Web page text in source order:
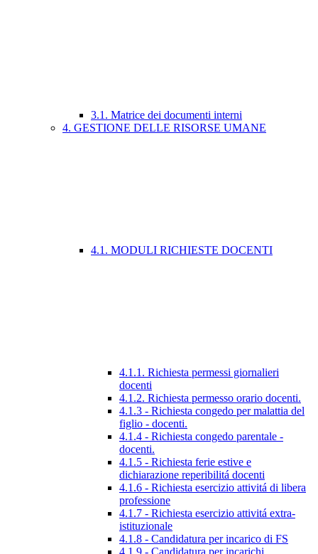
3.1. Matrice dei documenti interni
4. GESTIONE DELLE RISORSE UMANE
4.1. MODULI RICHIESTE DOCENTI
4.1.1. Richiesta permessi giornalieri
docenti
4.1.2. Richiesta permesso orario docenti.
4.1.3 - Richiesta congedo per malattia del
figlio - docenti.
4.1.4 - Richiesta congedo parentale -
docenti.
4.1.5 - Richiesta ferie estive e
dichiarazione reperibilitá docenti
4.1.6 - Richiesta esercizio attivitá di libera
professione
4.1.7 - Richiesta esercizio attivitá extra-
istituzionale
4.1.8 - Candidatura per incarico di FS